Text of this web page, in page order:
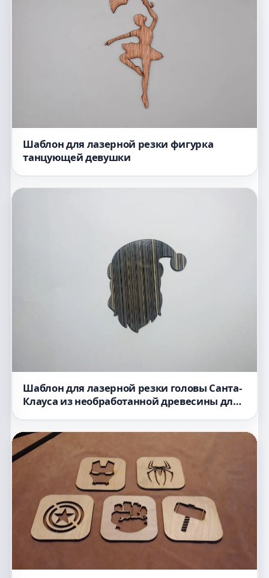
Шаблон для лазерной резки фигурка
танцующей девушки
Шаблон для лазерной резки головы Санта-
Клауса из необработанной древесины для